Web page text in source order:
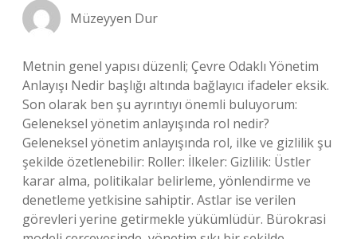
Müzeyyen Dur
Metnin genel yapısı düzenli; Çevre Odaklı Yönetim
Anlayışı Nedir başlığı altında bağlayıcı ifadeler eksik.
Son olarak ben şu ayrıntıyı önemli buluyorum:
Geleneksel yönetim anlayışında rol nedir?
Geleneksel yönetim anlayışında rol, ilke ve gizlilik şu
şekilde özetlenebilir: Roller: İlkeler: Gizlilik: Üstler
karar alma, politikalar belirleme, yönlendirme ve
denetleme yetkisine sahiptir. Astlar ise verilen
görevleri yerine getirmekle yükümlüdür. Bürokrasi